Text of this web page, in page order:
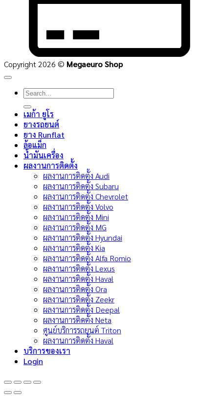
Copyright 2026 © Megaeuro Shop
Search
for:
เมก้า ยูโร
ยางรถยนต์
ยาง Runflat
ล้อแม็ก
น้ำมันเครื่อง
ผลงานการติดตั้ง
ผลงานการติดตั้ง Audi
ผลงานการติดตั้ง Subaru
ผลงานการติดตั้ง Chevrolet
ผลงานการติดตั้ง Volvo
ผลงานการติดตั้ง Mini
ผลงานการติดตั้ง MG
ผลงานการติดตั้ง Hyundai
ผลงานการติดตั้ง Kia
ผลงานการติดตั้ง Alfa Romio
ผลงานการติดตั้ง Lexus
ผลงานการติดตั้ง Haval
ผลงานการติดตั้ง Ora
ผลงานการติดตั้ง Zeekr
ผลงานการติดตั้ง Deepal
ผลงานการติดตั้ง Neta
ศูนย์บริการรถยนต์ Triton
ผลงานการติดตั้ง Haval
บริการของเรา
Login